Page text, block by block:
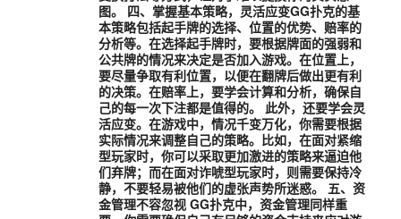
图。 四、掌握基本策略，灵活应变GG扑克的基
本策略包括起手牌的选择、位置的优势、赔率的
分析等。在选择起手牌时，要根据牌面的强弱和
公共牌的情况来决定是否加入游戏。在位置上，
要尽量争取有利位置，以便在翻牌后做出更有利
的决策。在赔率上，要学会计算和分析，确保自
己的每一次下注都是值得的。 此外，还要学会灵
活应变。在游戏中，情况千变万化，你需要根据
实际情况来调整自己的策略。比如，在面对紧缩
型玩家时，你可以采取更加激进的策略来逼迫他
们弃牌；而在面对诈唬型玩家时，则需要保持冷
静，不要轻易被他们的虚张声势所迷惑。 五、资
金管理不容忽视 GG扑克中，资金管理同样重